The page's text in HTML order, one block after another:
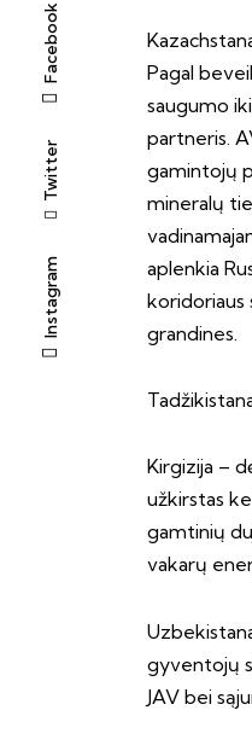
Pagal
saugumo
partneris.
gamintojų
mineralų
aplenkia
koridoriaus
grandines.
Kirgizija –
užkirstas
gamtinių
vakarų
gyventojų
JAV bei
Instagram
Twitter
Facebook